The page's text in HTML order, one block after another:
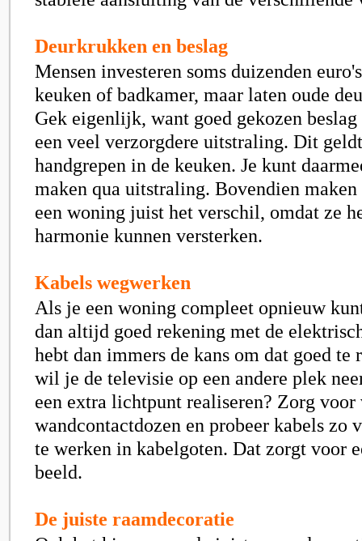
Deurkrukken en beslag
Mensen investeren soms duizenden
keuken of badkamer, maar laten oude
Gek eigenlijk, want goed gekozen
een veel verzorgdere uitstraling. Dit
handgrepen in de keuken. Je kunt
maken qua uitstraling. Bovendien
een woning juist het verschil, omdat ze
harmonie kunnen versterken.
Kabels wegwerken
Als je een woning compleet opnieuw
dan altijd goed rekening met de
hebt dan immers de kans om dat goed te
wil je de televisie op een andere plek
een extra lichtpunt realiseren? Zorg voor
wandcontactdozen en probeer kabels zo
te werken in kabelgoten. Dat zorgt voor
beeld.
De juiste raamdecoratie